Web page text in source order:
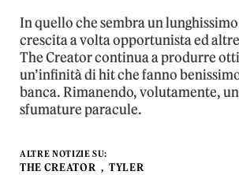
In quello che sembra un
crescita a volta opportunista ed
The Creator continua a produrre
un’infinità di hit che fanno
banca. Rimanendo, volutamente,
sfumature paracule.
ALTRE NOTIZIE SU:
THE CREATOR TYLER